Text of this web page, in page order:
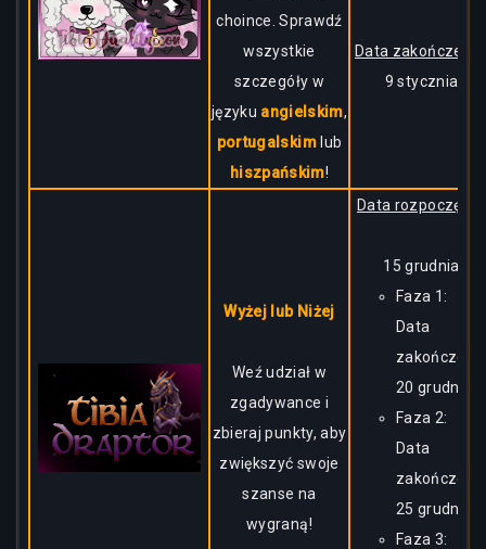
choince. Sprawdź
wszystkie
szczegóły w
języku angielskim,
portugalskimlub
hiszpańskim!
Data
9 stycznia
Wyżej lub Niżej
Weź udział w
zgadywance i
zbieraj punkty, aby
zwiększyć swoje
szanse na
wygraną!
Data rozpoczęcia:
15 grudnia
Faza 1:
Data
20 grudnia
Faza 2:
Data
25 grudnia
Faza 3: